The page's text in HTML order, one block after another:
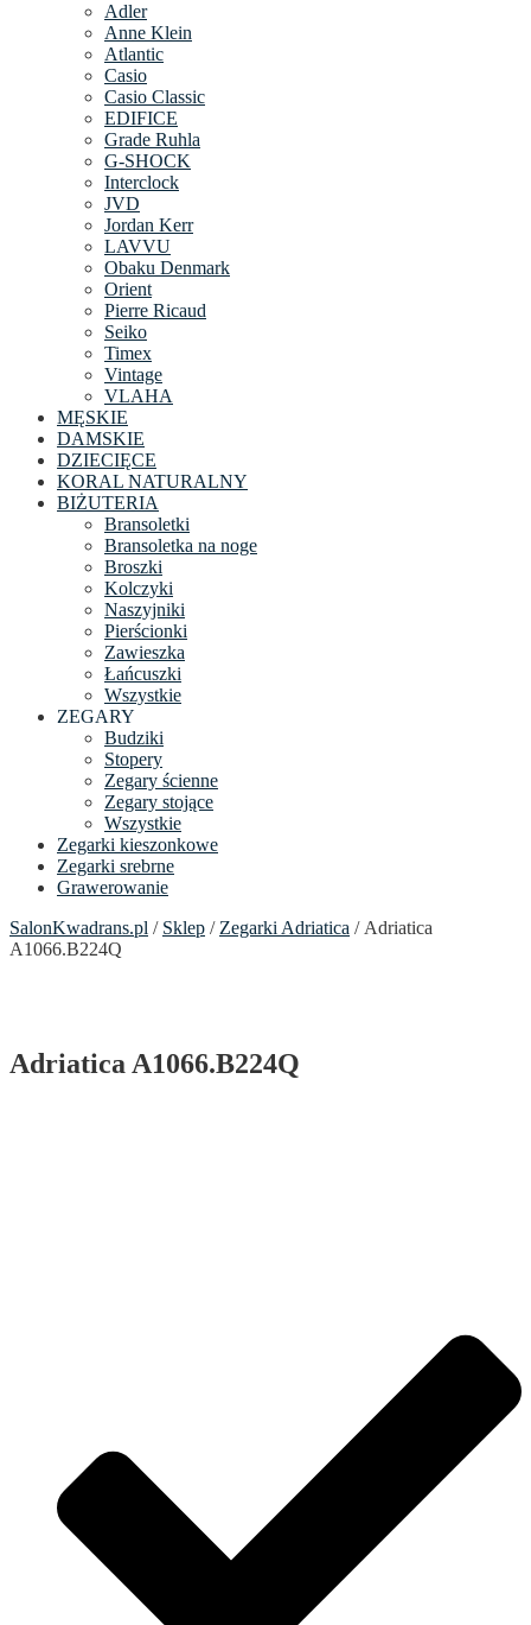
Adler
Anne Klein
Atlantic
Casio
Casio Classic
EDIFICE
Grade Ruhla
G-SHOCK
Interclock
JVD
Jordan Kerr
LAVVU
Obaku Denmark
Orient
Pierre Ricaud
Seiko
Timex
Vintage
VLAHA
MĘSKIE
DAMSKIE
DZIECIĘCE
KORAL NATURALNY
BIŻUTERIA
Bransoletki
Bransoletka na noge
Broszki
Kolczyki
Naszyjniki
Pierścionki
Zawieszka
Łańcuszki
Wszystkie
ZEGARY
Budziki
Stopery
Zegary ścienne
Zegary stojące
Wszystkie
Zegarki kieszonkowe
Zegarki srebrne
Grawerowanie
SalonKwadrans.pl / Sklep / Zegarki Adriatica / Adriatica
A1066.B224Q
Adriatica A1066.B224Q